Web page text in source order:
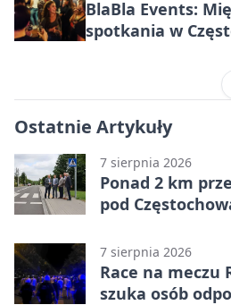
BlaBla Events:
spotkania w
Ostatnie Artykuły
7 sierpnia 2026
Ponad 2 km
pod
7 sierpnia 2026
Race na meczu
szuka osób